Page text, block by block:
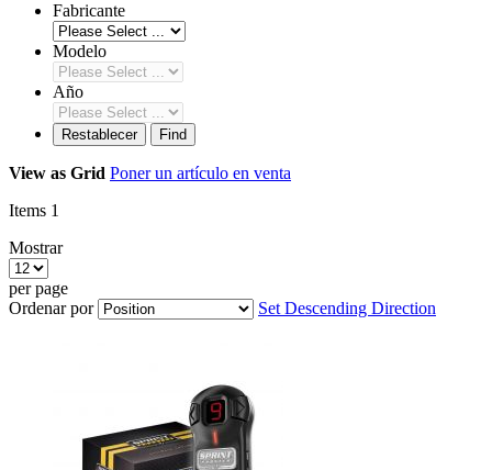
Fabricante
Modelo
Año
Restablecer Find
View as Grid Poner un artículo en venta
Items 1
Mostrar
per page
Ordenar por
Set Descending Direction